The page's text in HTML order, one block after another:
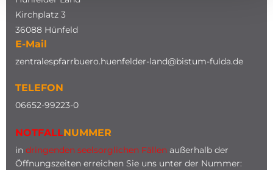
Kirchplatz 3
36088 Hünfeld
E-Mail
zentralespfarrbuero.huenfelder-land@bistum-fulda.de
TELEFON
06652-99223-0
NOTFALLNUMMER
in dringenden seelsorglichen Fällen außerhalb der
Öffnungszeiten erreichen Sie uns unter der Nummer: